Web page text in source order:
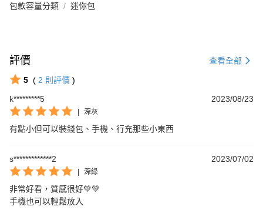
包款容量分類 迷你包
評價 查看全部
5 ( 2 則評價 )
k*********5
2023/08/23
| 深灰
有點小但可以裝錢包、手機、行充那些小東西
s*************2 2023/07/02
| 深綠
非常好看，質感很好💚💚
手機也可以輕鬆放入